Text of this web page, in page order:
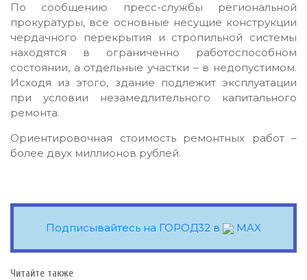
По сообщению пресс-службы региональной
прокуратуры, все основные несущие конструкции
чердачного перекрытия и стропильной системы
находятся в ограниченно работоспособном
состоянии, а отдельные участки – в недопустимом.
Исходя из этого, здание подлежит эксплуатации
при условии незамедлительного капитального
ремонта.
Ориентировочная стоимость ремонтных работ –
более двух миллионов рублей.
Подписывайтесь на ГОРОД32 в MAX
Читайте также